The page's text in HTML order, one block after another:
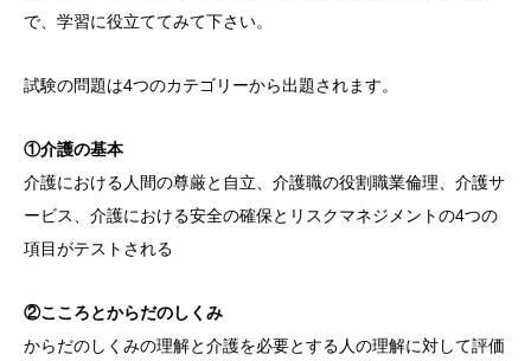
で、学習に役立ててみて下さい。
試験の問題は4つのカテゴリーから出題されます。
①介護の基本
介護における人間の尊厳と自立、介護職の役割職業倫理、介護サ
ービス、介護における安全の確保とリスクマネジメントの4つの
項目がテストされる
②こころとからだのしくみ
からだのしくみの理解と介護を必要とする人の理解に対して評価